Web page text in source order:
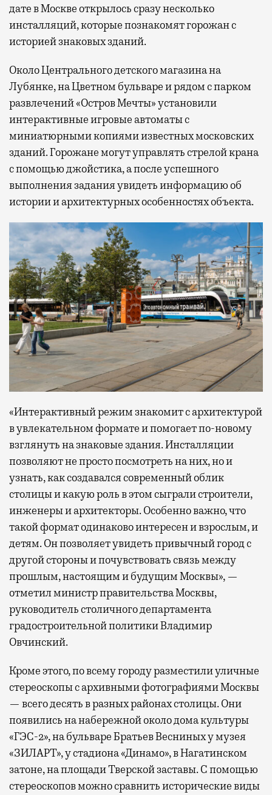
дате в Москве открылось сразу несколько
инсталляций, которые познакомят горожан с
историей знаковых зданий.
Около Центрального детского магазина на
Лубянке, на Цветном бульваре и рядом с парком
развлечений «Остров Мечты» установили
интерактивные игровые автоматы с
миниатюрными копиями известных московских
зданий. Горожане могут управлять стрелой крана
с помощью джойстика, а после успешного
выполнения задания увидеть информацию об
истории и архитектурных особенностях объекта.
«Интерактивный режим знакомит с архитектурой
в увлекательном формате и помогает по-новому
взглянуть на знаковые здания. Инсталляции
позволяют не просто посмотреть на них, но и
узнать, как создавался современный облик
столицы и какую роль в этом сыграли строители,
инженеры и архитекторы. Особенно важно, что
такой формат одинаково интересен и взрослым, и
детям. Он позволяет увидеть привычный город с
другой стороны и почувствовать связь между
прошлым, настоящим и будущим Москвы», —
отметил министр правительства Москвы,
руководитель столичного департамента
градостроительной политики Владимир
Овчинский.
Кроме этого, по всему городу разместили уличные
стереоскопы с архивными фотографиями Москвы
— всего десять в разных районах столицы. Они
появились на набережной около дома культуры
«ГЭС-2», на бульваре Братьев Весниных у музея
«ЗИЛАРТ», у стадиона «Динамо», в Нагатинском
затоне, на площади Тверской заставы. С помощью
стереоскопов можно сравнить исторические виды